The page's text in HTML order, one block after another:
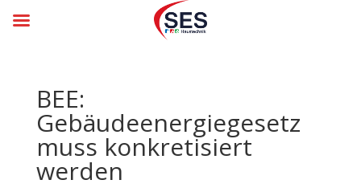
BEE:
Gebäudeenergiegesetz
muss konkretisiert
werden